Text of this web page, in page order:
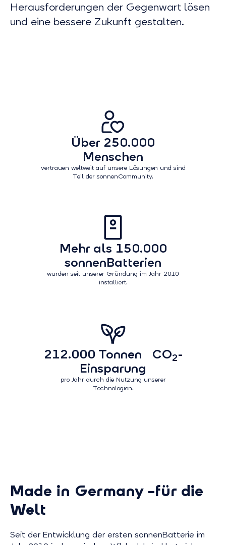
Herausforderungen der Gegenwart lösen
und eine bessere Zukunft gestalten.
Über 250.000
Menschen
vertrauen weltweit auf unsere Lösungen und sind
Teil der sonnenCommunity.
Mehr als 150.000
sonnenBatterien
wurden seit unserer Gründung im Jahr 2010
installiert.
212.000 Tonnen CO2-
Einsparung
pro Jahr durch die Nutzung unserer
Technologien.
Made in Germany –für die
Welt
Seit der Entwicklung der ersten sonnenBatterie im